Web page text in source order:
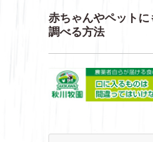
赤ちゃんやペット
調べる方法